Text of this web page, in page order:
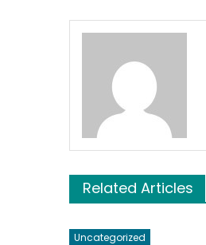
Related Articles
Uncategorized